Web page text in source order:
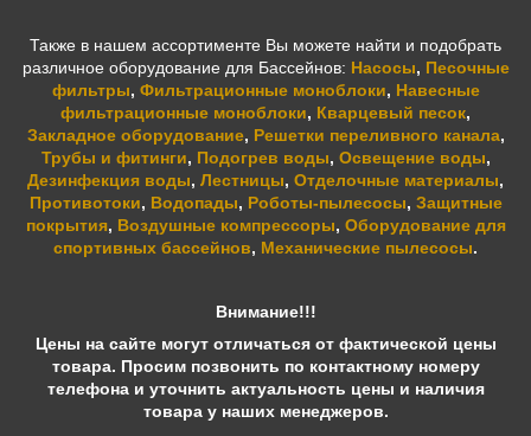
Также в нашем ассортименте Вы можете найти и подобрать
различное оборудование для Бассейнов: Насосы, Песочные
фильтры, Фильтрационные моноблоки, Навесные
фильтрационные моноблоки, Кварцевый песок,
Закладное оборудование, Решетки переливного канала,
Трубы и фитинги, Подогрев воды, Освещение воды,
Дезинфекция воды, Лестницы, Отделочные материалы,
Противотоки, Водопады, Роботы-пылесосы, Защитные
покрытия, Воздушные компрессоры, Оборудование для
спортивных бассейнов, Механические пылесосы.
Внимание!!!
Цены на сайте могут отличаться от фактической цены
товара. Просим позвонить по контактному номеру
телефона и уточнить актуальность цены и наличия
товара у наших менеджеров.